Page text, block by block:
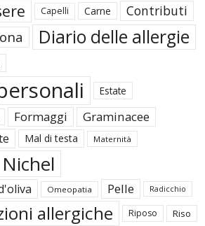
Capelli Carne Contributi
Diario delle allergie
Estate
Formaggi Graminacee
Mal di testa Maternità
Nichel
Omeopatia Pelle Radicchio
allergiche Riposo Riso